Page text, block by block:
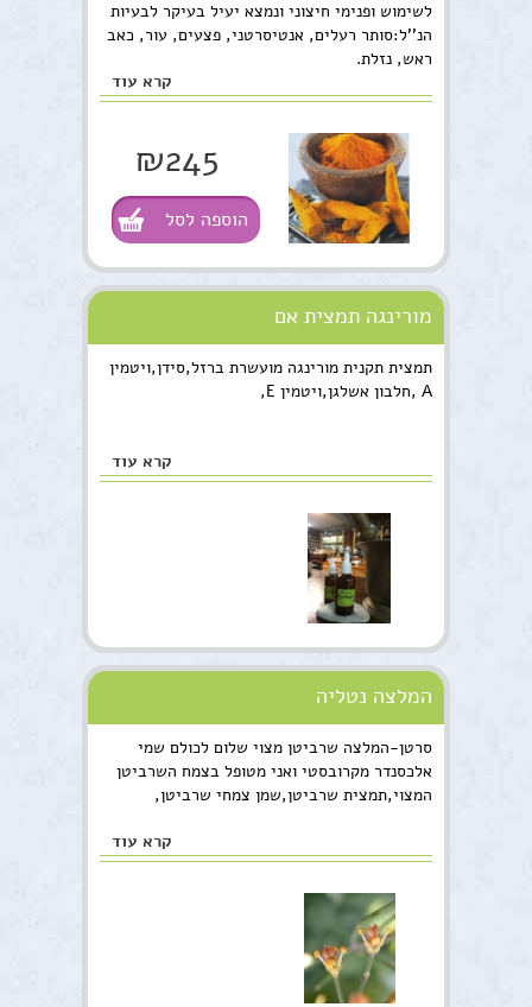
לשימוש ופנימי חיצוני ונמצא יעיל בעיקר לבעיות
הנ''ל:סותר רעלים, אנטיסרטני, פצעים, עור, כאב
ראש, נזלת.
קרא עוד
₪245
הוספה לסל
מורינגה תמצית אם
תמצית תקנית מורינגה מועשרת ברזל,סידן,ויטמין
A ,חלבון אשלגן,ויטמין E,
קרא עוד
המלצה נטליה
סרטן-המלצה שרביטן מצוי שלום לכולם שמי
אלכסנדר מקרובסטי ואני מטופל בצמח השרביטן
המצוי,תמצית שרביטן,שמן צמחי שרביטן,
קרא עוד